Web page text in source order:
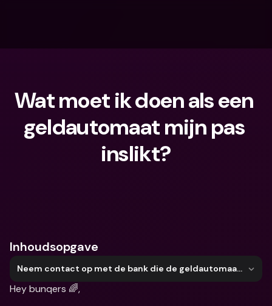
Wat moet ik doen als een
geldautomaat mijn pas
inslikt?
Inhoudsopgave
Neem contact op met de bank die de geldautomaat beheert
Hey bunqers 🌈,